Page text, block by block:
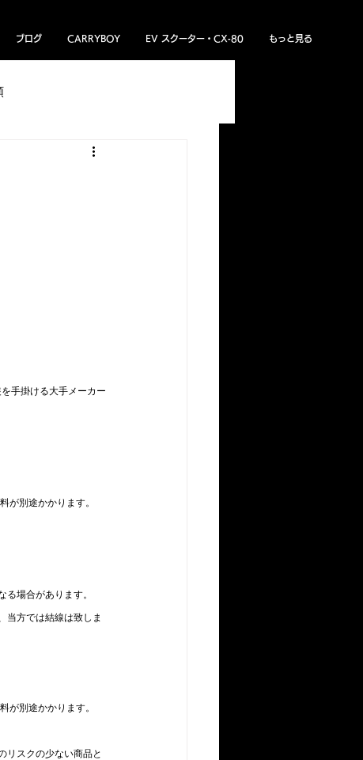
ブログ CARRYBOY EV スクーター・CX‐80 もっと見る
トライトン
手掛ける大手メーカー
が別途かかります。
合があります。
では結線は致しま
が別途かかります。
スクの少ない商品と